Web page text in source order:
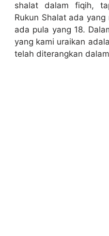
shalat dalam fiqih,
Rukun Shalat ada
ada pula yang 18.
yang kami uraikan
telah diterangkan